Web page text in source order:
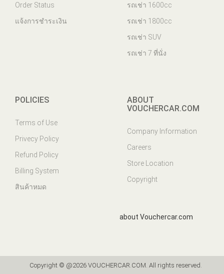
Order Status
แจ้งการชำระเงิน
รถเช่า 1600cc
รถเช่า 1800cc
รถเช่า SUV
รถเช่า 7 ที่นั่ง
POLICIES
Terms of Use
Privecy Policy
Refund Policy
Billing System
สินค้าหมด
ABOUT
VOUCHERCAR.COM
Company Information
Careers
Store Location
Copyright
about Vouchercar.com
Copyright © @2026 VOUCHERCAR.COM. All rights reserved.